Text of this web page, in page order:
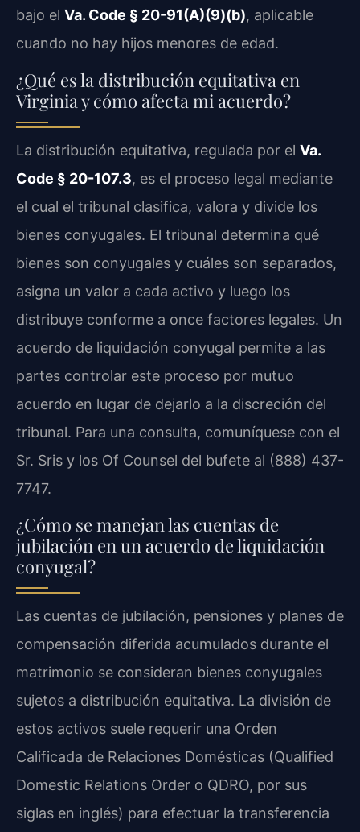
bajo el Va. Code § 20-91(A)(9)(b), aplicable
cuando no hay hijos menores de edad.
¿Qué es la distribución equitativa en
Virginia y cómo afecta mi acuerdo?
La distribución equitativa, regulada por el Va.
Code § 20-107.3, es el proceso legal mediante
el cual el tribunal clasifica, valora y divide los
bienes conyugales. El tribunal determina qué
bienes son conyugales y cuáles son separados,
asigna un valor a cada activo y luego los
distribuye conforme a once factores legales. Un
acuerdo de liquidación conyugal permite a las
partes controlar este proceso por mutuo
acuerdo en lugar de dejarlo a la discreción del
tribunal. Para una consulta, comuníquese con el
Sr. Sris y los Of Counsel del bufete al (888) 437-
7747.
¿Cómo se manejan las cuentas de
jubilación en un acuerdo de liquidación
conyugal?
Las cuentas de jubilación, pensiones y planes de
compensación diferida acumulados durante el
matrimonio se consideran bienes conyugales
sujetos a distribución equitativa. La división de
estos activos suele requerir una Orden
Calificada de Relaciones Domésticas (Qualified
Domestic Relations Order o QDRO, por sus
siglas en inglés) para efectuar la transferencia